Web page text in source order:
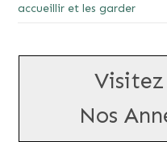
accueillir et les garder
Nos